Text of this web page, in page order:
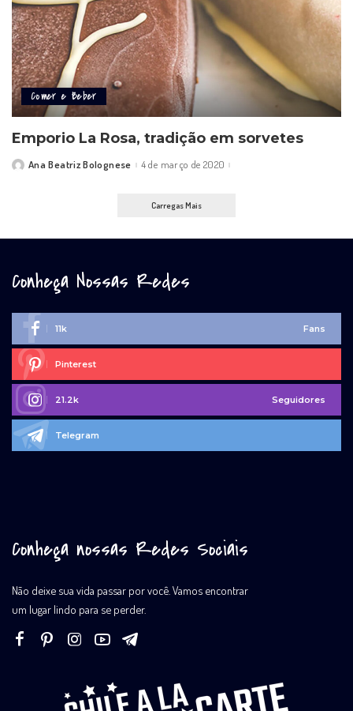
Comer e Beber
Emporio La Rosa, tradição em sorvetes
PostedAna Beatriz Bolognese 4 de março de 2020
Carregas Mais
Conheça Nossas Redes
11k Fans
Pinterest
21.2k Seguidores
Telegram
Conheça nossas Redes Sociais
Não deixe sua vida passar por você. Vamos encontrar
um lugar lindo para se perder.